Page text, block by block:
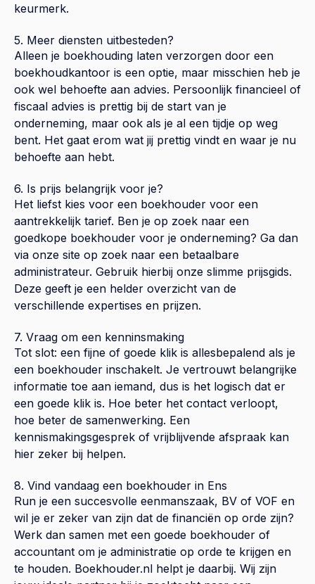
keurmerk.
5. Meer diensten uitbesteden?
Alleen je boekhouding laten verzorgen door een
boekhoudkantoor is een optie, maar misschien heb je
ook wel behoefte aan advies. Persoonlijk financieel of
fiscaal advies is prettig bij de start van je
onderneming, maar ook als je al een tijdje op weg
bent. Het gaat erom wat jij prettig vindt en waar je nu
behoefte aan hebt.
6. Is prijs belangrijk voor je?
Het liefst kies voor een boekhouder voor een
aantrekkelijk tarief. Ben je op zoek naar een
goedkope boekhouder voor je onderneming? Ga dan
via onze site op zoek naar een betaalbare
administrateur. Gebruik hierbij onze slimme prijsgids.
Deze geeft je een helder overzicht van de
verschillende expertises en prijzen.
7. Vraag om een kenninsmaking
Tot slot: een fijne of goede klik is allesbepalend als je
een boekhouder inschakelt. Je vertrouwt belangrijke
informatie toe aan iemand, dus is het logisch dat er
een goede klik is. Hoe beter het contact verloopt,
hoe beter de samenwerking. Een
kennismakingsgesprek of vrijblijvende afspraak kan
hier zeker bij helpen.
8. Vind vandaag een boekhouder in Ens
Run je een succesvolle eenmanszaak, BV of VOF en
wil je er zeker van zijn dat de financiën op orde zijn?
Werk dan samen met een goede boekhouder of
accountant om je administratie op orde te krijgen en
te houden. Boekhouder.nl helpt je daarbij. Wij zijn